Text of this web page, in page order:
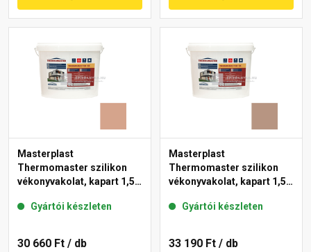
Masterplast
Thermomaster szilikon
vékonyvakolat, kapart 1,5
Gyártói készleten
30 660 Ft / db
Masterplast
Thermomaster szilikon
vékonyvakolat, kapart 1,5
Gyártói készleten
33 190 Ft / db